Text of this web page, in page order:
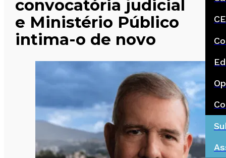
convocatória judicial
e Ministério Público
intima-o de novo